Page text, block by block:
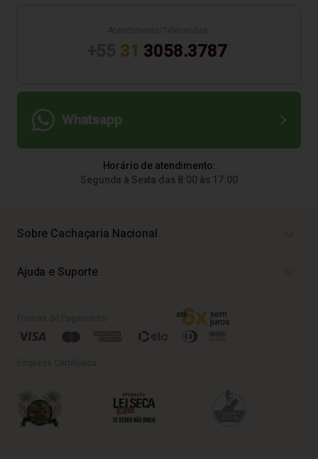
31 3058.3787
Whatsapp
Horário de atendimento:
Segunda à Sexta das 8:00 às 17:00
Sobre Cachaçaria Nacional
Ajuda e Suporte